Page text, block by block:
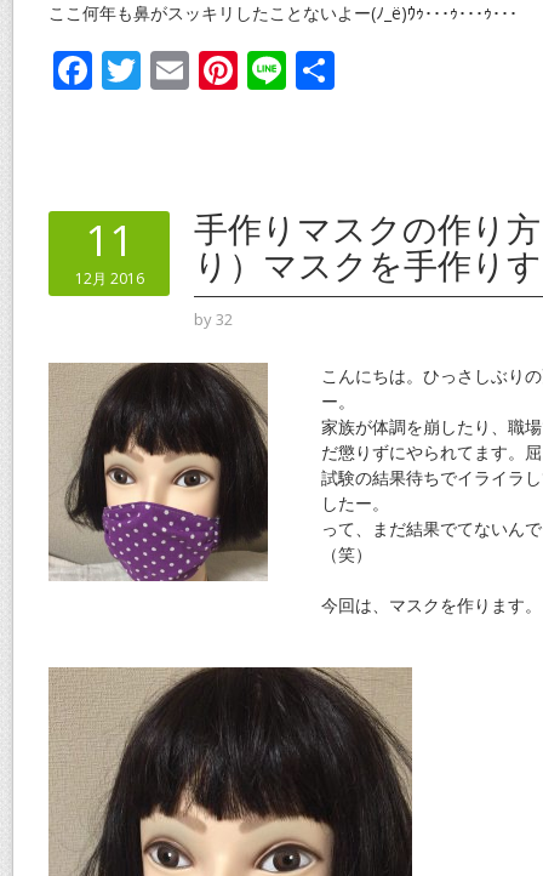
ここ何年も鼻がスッキリしたことないよー(ﾉ_ё)ｳｩ･･･ｩ･･･ｩ･･･
F
o
o
k
T E Pi
st
Li
11
12月 2016
手作りマスクの作り
り）マスクを手作り
by32
こんにちは。ひっさしぶり
ー。
家族が体調を崩したり、職
だ懲りずにやられてます。
試験の結果待ちでイライラ
したー。
って、まだ結果でてないん
（笑）
今回は、マスクを作ります。